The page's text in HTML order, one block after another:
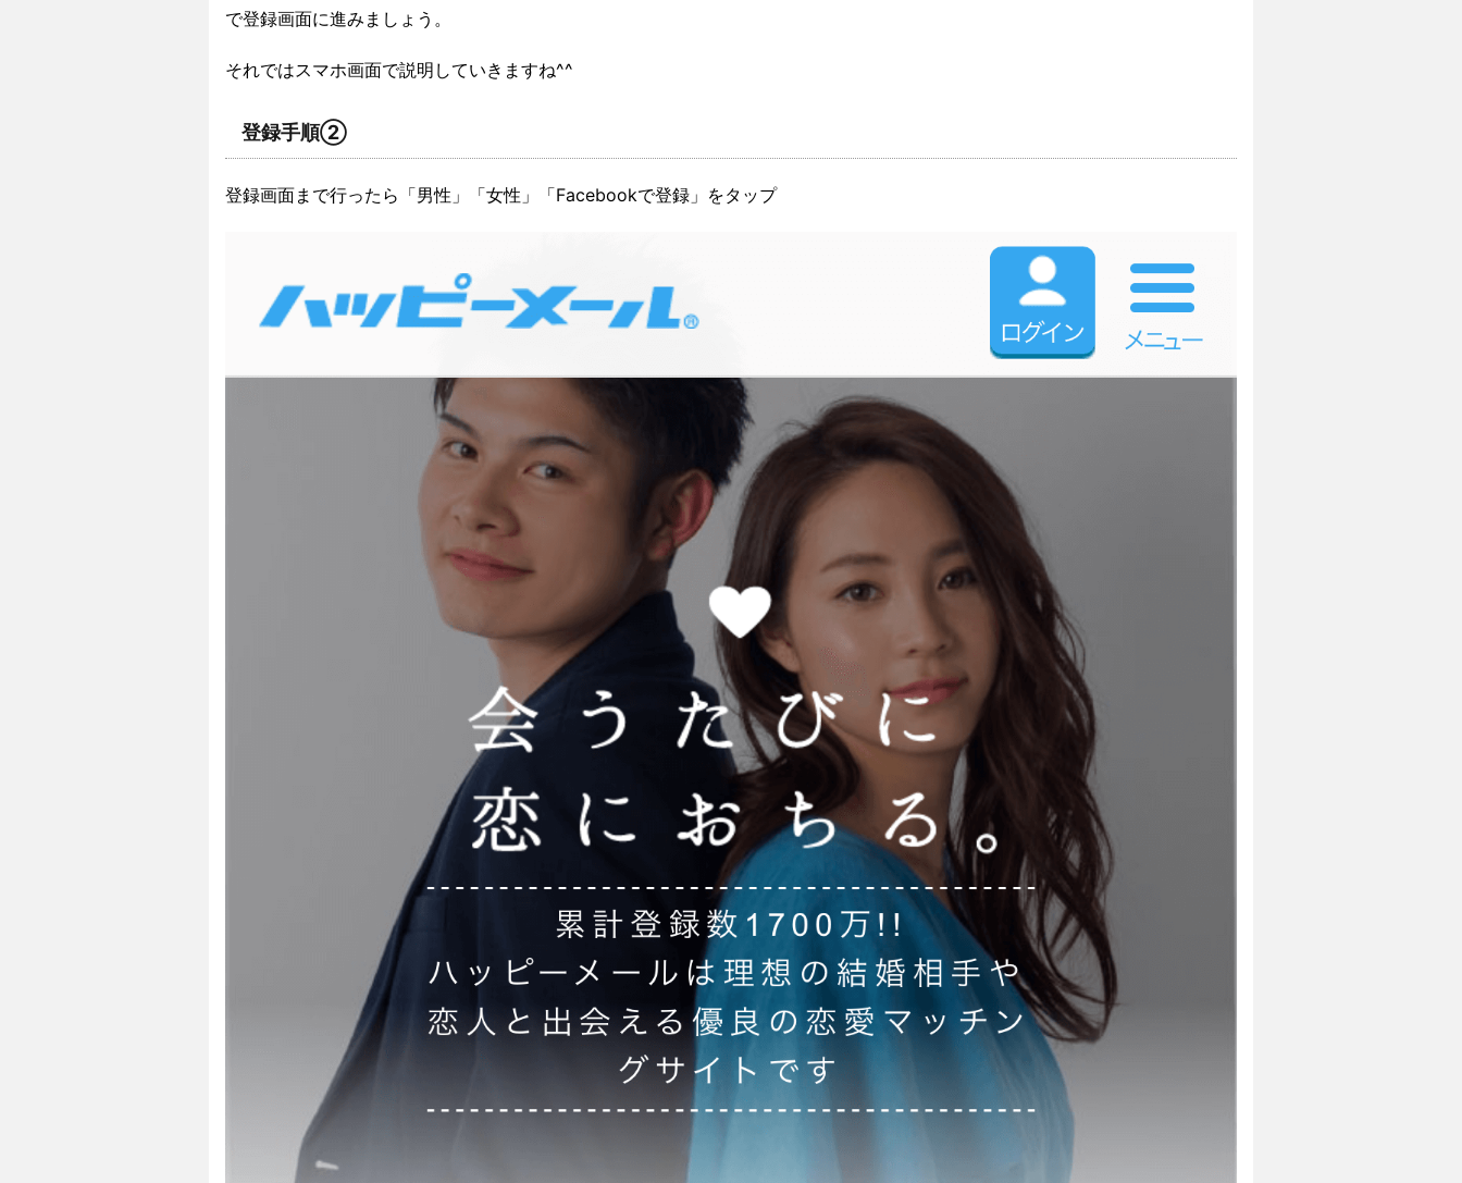
で登録画面に進みましょう。
それではスマホ画面で説明していきますね^^
登録手順②
登録画面まで行ったら「男性」「女性」「Facebookで登録」をタップ